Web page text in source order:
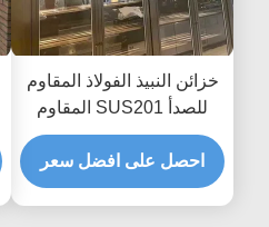
خزائن النبيذ الفولاذ المقاوم
للصدأ SUS201 المقاوم
للصدأ مع زجاج الباب PVD
المغلفة
احصل على افضل سعر